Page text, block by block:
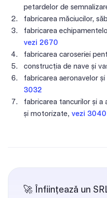
petardelor de
fabricarea măciucilor,
fabricarea
vezi 2670
fabricarea caroseriei
construcția de nave și
fabricarea aeronavelor
3032
fabricarea tancurilor și a
și motorizate, vezi 3040
🚀 Înființează un